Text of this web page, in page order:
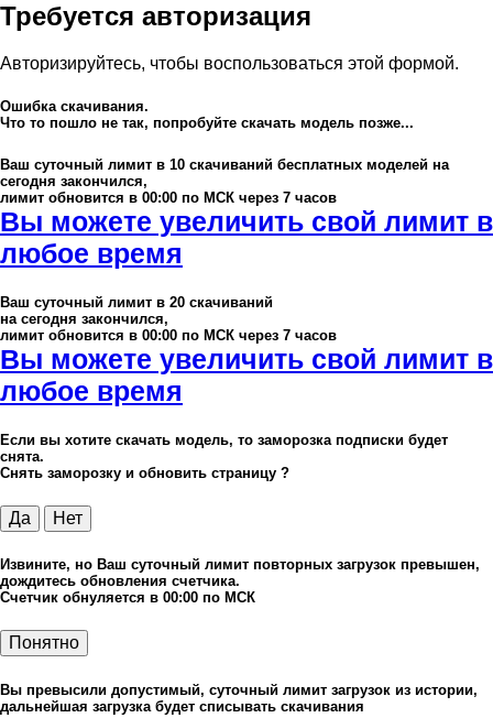
Требуется авторизация
Авторизируйтесь, чтобы воспользоваться этой формой.
Ошибка скачивания.
Что то пошло не так, попробуйте скачать модель позже...
Ваш суточный лимит в 10 скачиваний бесплатных моделей на
сегодня закончился,
лимит обновится в 00:00 по МСК через 7 часов
Вы можете увеличить свой лимит в
любое время
Ваш суточный лимит в 20 скачиваний
на сегодня закончился,
лимит обновится в 00:00 по МСК через 7 часов
Вы можете увеличить свой лимит в
любое время
Если вы хотите скачать модель, то заморозка подписки будет
снята.
Снять заморозку и обновить страницу ?
Да Нет
Извините, но Ваш суточный лимит повторных загрузок превышен,
дождитесь обновления счетчика.
Счетчик обнуляется в 00:00 по МСК
Понятно
Вы превысили допустимый, суточный лимит загрузок из истории,
дальнейшая загрузка будет списывать скачивания